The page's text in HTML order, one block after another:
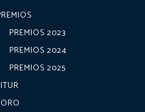
PREMIOS 2023
PREMIOS 2024
PREMIOS 2025